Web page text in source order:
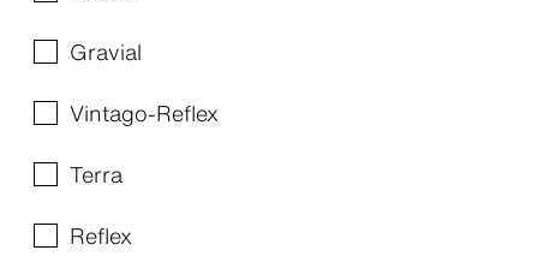
Gravial
Vintago-Reflex
Terra
Reflex